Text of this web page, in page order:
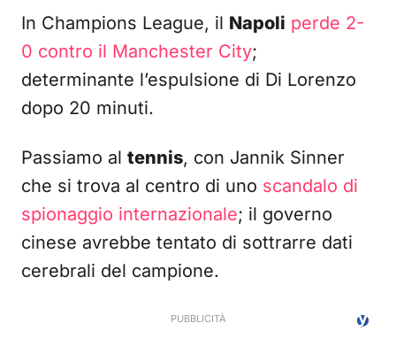
In Champions League, il Napoli perde 2-
0 contro il Manchester City;
determinante l’espulsione di Di Lorenzo
dopo 20 minuti.
Passiamo al tennis, con Jannik Sinner
che si trova al centro di uno scandalo di
spionaggio internazionale; il governo
cinese avrebbe tentato di sottrarre dati
cerebrali del campione.